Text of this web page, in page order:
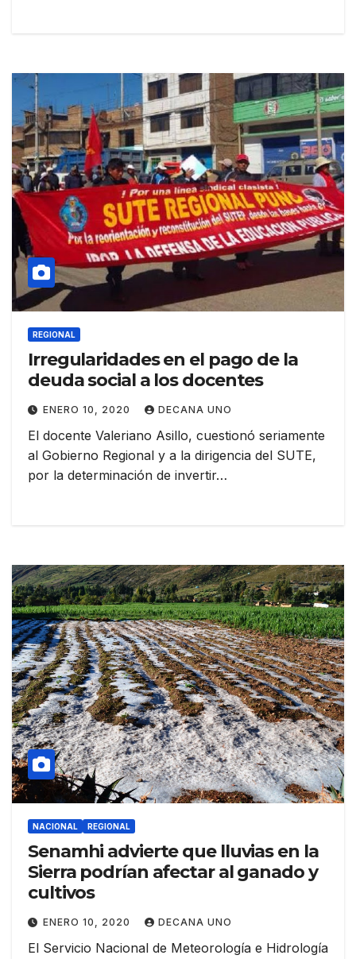
REGIONAL
Irregularidades en el pago de la
deuda social a los docentes
ENERO 10, 2020 DECANA UNO
El docente Valeriano Asillo, cuestionó seriamente
al Gobierno Regional y a la dirigencia del SUTE,
por la determinación de invertir…
NACIONAL REGIONAL
Senamhi advierte que lluvias en la
Sierra podrían afectar al ganado y
cultivos
ENERO 10, 2020 DECANA UNO
El Servicio Nacional de Meteorología e Hidrología